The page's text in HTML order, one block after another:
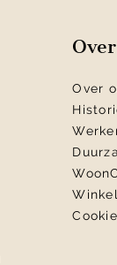
Over